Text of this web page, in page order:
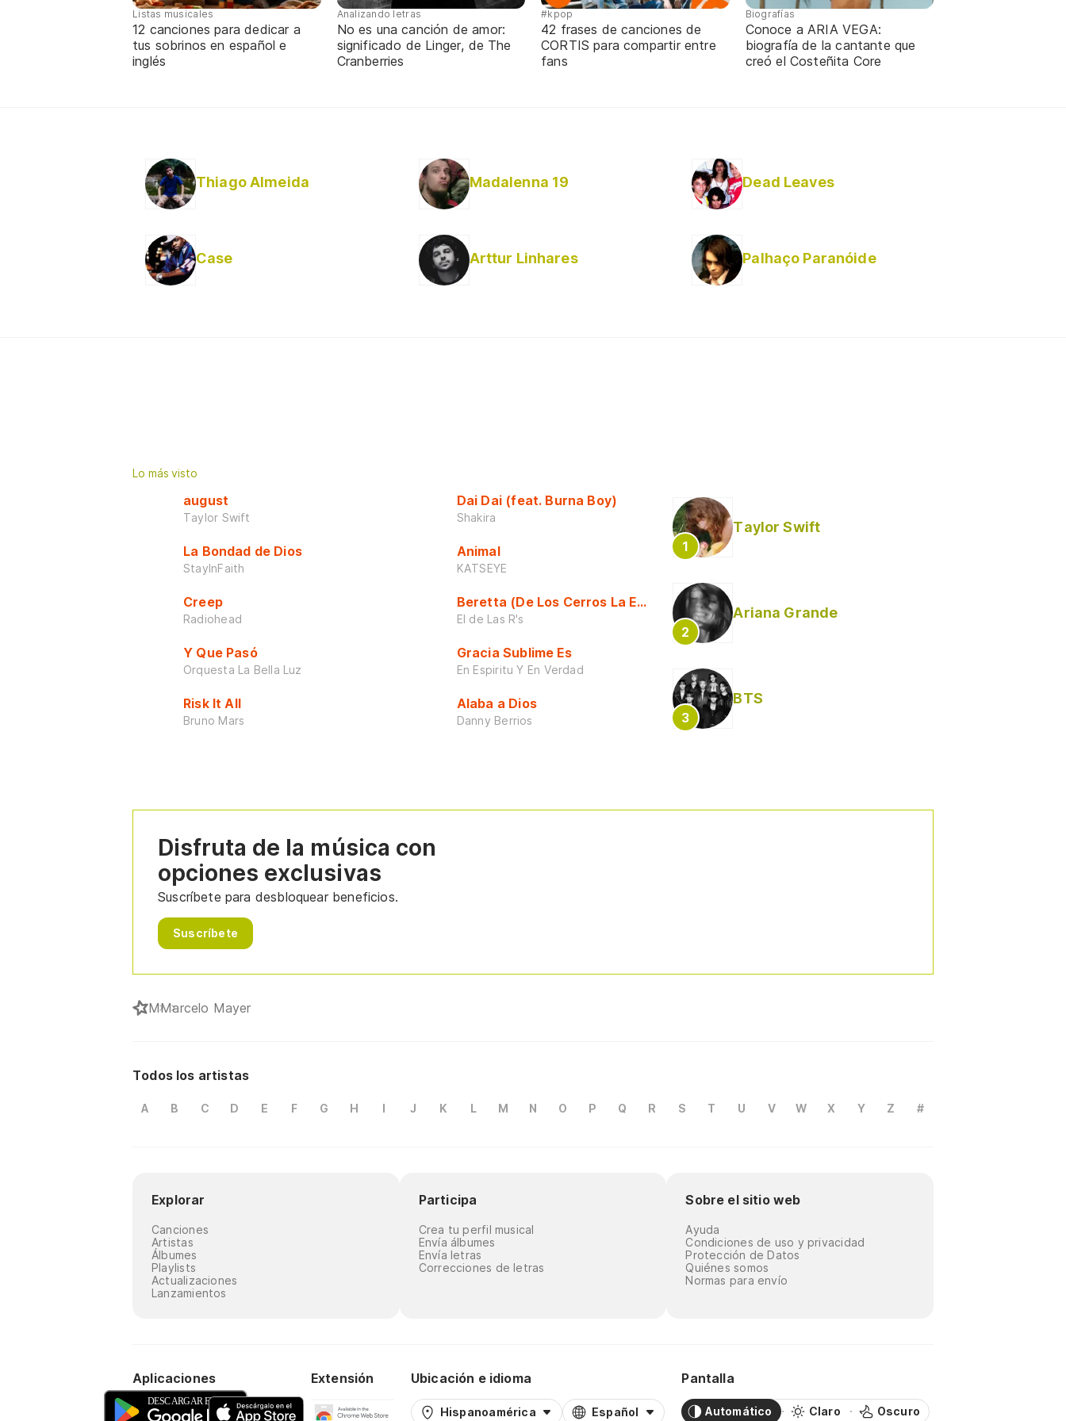
Listas musicales
12 canciones para dedicar a
tus sobrinos en español e
inglés
Analizando letras
No es una canción de amor:
significado de Linger, de The
Cranberries
#kpop
42 frases de canciones de
CORTIS para compartir entre
fans
Biografías
Conoce a ARIA VEGA:
biografía de la cantante que
creó el Costeñita Core
Thiago Almeida Madalenna 19 Dead Leaves
Case Arttur Linhares Palhaço Paranóide
Lo más visto
august
Taylor Swift
La Bondad de Dios
StayInFaith
Creep
Radiohead
Y Que Pasó
Orquesta La Bella Luz
Risk It All
Bruno Mars
Dai Dai (feat. Burna Boy)
Shakira
Animal
KATSEYE
Beretta (De Los Cerros La Escuela)
El de Las R's
Gracia Sublime Es
En Espiritu Y En Verdad
Alaba a Dios
Danny Berrios
Taylor Swift
Ariana Grande
BTS
Disfruta de la música con
opciones exclusivas
Suscríbete para desbloquear beneficios.
Suscríbete
MMarcelo Mayer
Todos los artistas
A B C D E F G H I J K L M N O P Q R S T U V W X Y Z #
Explorar
Canciones
Artistas
Álbumes
Playlists
Actualizaciones
Lanzamientos
Participa
Crea tu perfil musical
Envía álbumes
Envía letras
Correcciones de letras
Sobre el sitio web
Ayuda
Condiciones de uso y privacidad
Protección de Datos
Quiénes somos
Normas para envío
Aplicaciones Extensión Ubicación e idioma
Hispanoamérica Español
Pantalla
Automático Claro Oscuro